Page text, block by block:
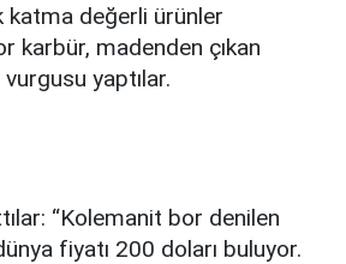
katma değerli ürünler
karbür, madenden çıkan
yaptılar.
“Kolemanit bor denilen
fiyatı 200 doları buluyor.